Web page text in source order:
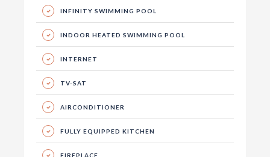
INFINITY SWIMMING POOL
INDOOR HEATED SWIMMING POOL
INTERNET
TV-SAT
AIRCONDITIONER
FULLY EQUIPPED KITCHEN
FIREPLACE